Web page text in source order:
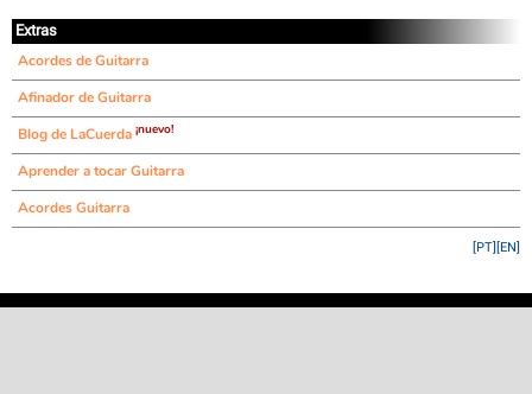
Extras
Acordes de Guitarra
Afinador de Guitarra
Blog de LaCuerda ¡nuevo!
Aprender a tocar Guitarra
Acordes Guitarra
[EN]
[PT]